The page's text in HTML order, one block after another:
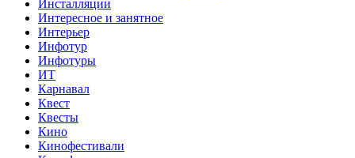
Инсталляции
Интересное и занятное
Интерьер
Инфотур
Инфотуры
ИТ
Карнавал
Квест
Квесты
Кино
Кинофестивали